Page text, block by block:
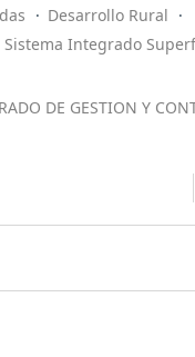
Desarrollo Rural
Sistema Integrado
DE GESTION Y